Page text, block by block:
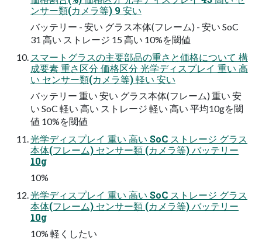
ンサー類(カメラ等) 9 安い
バッテリー - 安い グラス本体(フレーム) - 安い SoC
31 高い ストレージ 15 高い 10%を閾値
スマートグラスの主要部品の重さと価格について 構
成要素 重さ区分 価格区分 光学ディスプレイ 重い 高
い センサー類(カメラ等) 軽い 安い
バッテリー 重い 安い グラス本体(フレーム) 重い 安
い SoC 軽い 高い ストレージ 軽い 高い 平均10gを閾
値 10%を閾値
光学ディスプレイ 重い 高い SoC ストレージ グラス
本体(フレーム) センサー類 (カメラ等) バッテリー
10g
10%
光学ディスプレイ 重い 高い SoC ストレージ グラス
本体(フレーム) センサー類 (カメラ等) バッテリー
10g
10% 軽くしたい